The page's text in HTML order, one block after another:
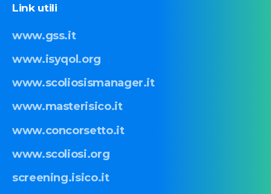
Link utili
www.gss.it
www.isyqol.org
www.scoliosismanager.it
www.masterisico.it
www.concorsetto.it
www.scoliosi.org
screening.isico.it